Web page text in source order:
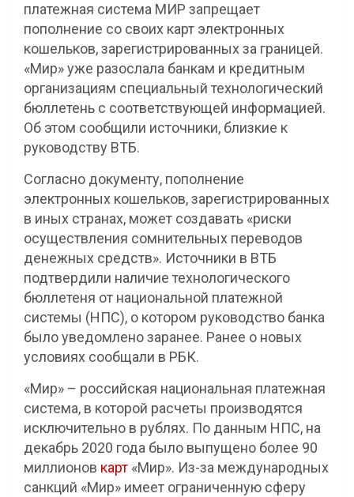
платежная система МИР запрещает
пополнение со своих карт электронных
кошельков, зарегистрированных за границей.
«Мир» уже разослала банкам и кредитным
организациям специальный технологический
бюллетень с соответствующей информацией.
Об этом сообщили источники, близкие к
руководству ВТБ.
Согласно документу, пополнение
электронных кошельков, зарегистрированных
в иных странах, может создавать «риски
осуществления сомнительных переводов
денежных средств». Источники в ВТБ
подтвердили наличие технологического
бюллетеня от национальной платежной
системы (НПС), о котором руководство банка
было уведомлено заранее. Ранее о новых
условиях сообщали в РБК.
«Мир» – российская национальная платежная
система, в которой расчеты производятся
исключительно в рублях. По данным НПС, на
декабрь 2020 года было выпущено более 90
миллионов карт «Мир». Из-за международных
санкций «Мир» имеет ограниченную сферу